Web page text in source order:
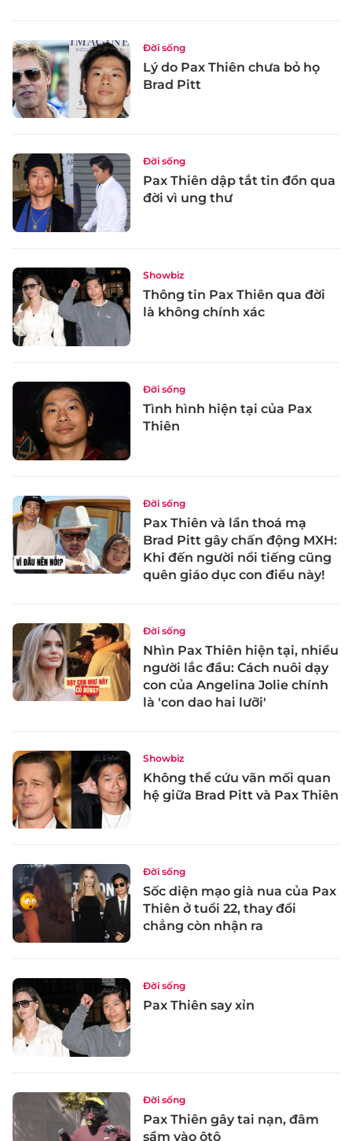
Đời sống
Lý do Pax Thiên chưa bỏ họ
Brad Pitt
Đời sống
Pax Thiên dập tắt tin đồn qua
đời vì ung thư
Showbiz
Thông tin Pax Thiên qua đời
là không chính xác
Đời sống
Tình hình hiện tại của Pax
Thiên
Đời sống
Pax Thiên và lần thoá mạ
Brad Pitt gây chấn động MXH:
Khi đến người nổi tiếng cũng
quên giáo dục con điều này!
Đời sống
Nhìn Pax Thiên hiện tại, nhiều
người lắc đầu: Cách nuôi dạy
con của Angelina Jolie chính
là 'con dao hai lưỡi'
Showbiz
Không thể cứu vãn mối quan
hệ giữa Brad Pitt và Pax Thiên
Đời sống
Sốc diện mạo già nua của Pax
Thiên ở tuổi 22, thay đổi
chẳng còn nhận ra
Đời sống
Pax Thiên say xỉn
Đời sống
Pax Thiên gây tai nạn, đâm
sầm vào ôtô